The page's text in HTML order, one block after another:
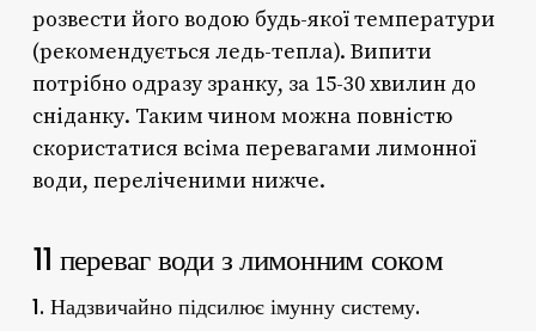
розвести його водою будь-якої температури
(рекомендується ледь-тепла). Випити
потрібно одразу зранку, за 15-30 хвилин до
сніданку. Таким чином можна повністю
скористатися всіма перевагами лимонної
води, переліченими нижче.
11 переваг води з лимонним соком
1. Надзвичайно підсилює імунну систему.